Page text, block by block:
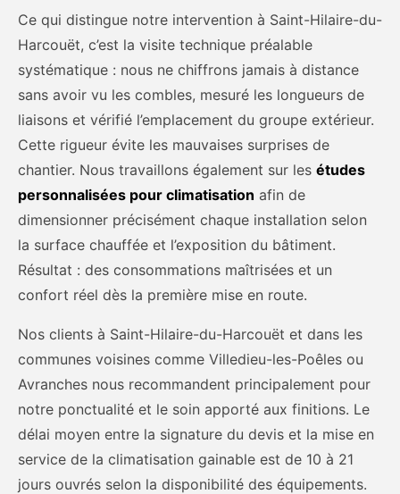
Ce qui distingue notre intervention à Saint-Hilaire-du-
Harcouët, c’est la visite technique préalable
systématique : nous ne chiffrons jamais à distance
sans avoir vu les combles, mesuré les longueurs de
liaisons et vérifié l’emplacement du groupe extérieur.
Cette rigueur évite les mauvaises surprises de
chantier. Nous travaillons également sur les études
personnalisées pour climatisation afin de
dimensionner précisément chaque installation selon
la surface chauffée et l’exposition du bâtiment.
Résultat : des consommations maîtrisées et un
confort réel dès la première mise en route.
Nos clients à Saint-Hilaire-du-Harcouët et dans les
communes voisines comme Villedieu-les-Poêles ou
Avranches nous recommandent principalement pour
notre ponctualité et le soin apporté aux finitions. Le
délai moyen entre la signature du devis et la mise en
service de la climatisation gainable est de 10 à 21
jours ouvrés selon la disponibilité des équipements.